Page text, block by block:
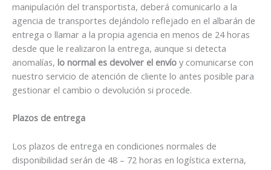
manipulación del transportista, deberá comunicarlo a la
agencia de transportes dejándolo reflejado en el albarán de
entrega o llamar a la propia agencia en menos de 24 horas
desde que le realizaron la entrega, aunque si detecta
anomalías, lo normal es devolver el envío y comunicarse con
nuestro servicio de atención de cliente lo antes posible para
gestionar el cambio o devolución si procede.
Plazos de entrega
Los plazos de entrega en condiciones normales de
disponibilidad serán de 48 – 72 horas en logística externa,